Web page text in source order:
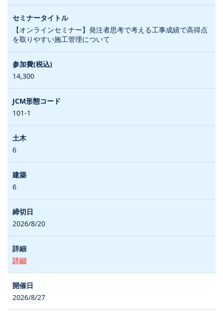
【オンラインセミナー】発注者思考で考える工事成績で高得点
を取りやすい施工管理について
14,300
101-1
6
6
2026/8/20
詳細
2026/8/27